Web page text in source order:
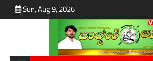
to
Sun, Aug 9, 2026